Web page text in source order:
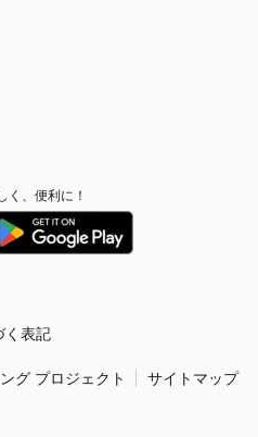
く、便利に！
く表記
グ プロジェクト サイトマップ